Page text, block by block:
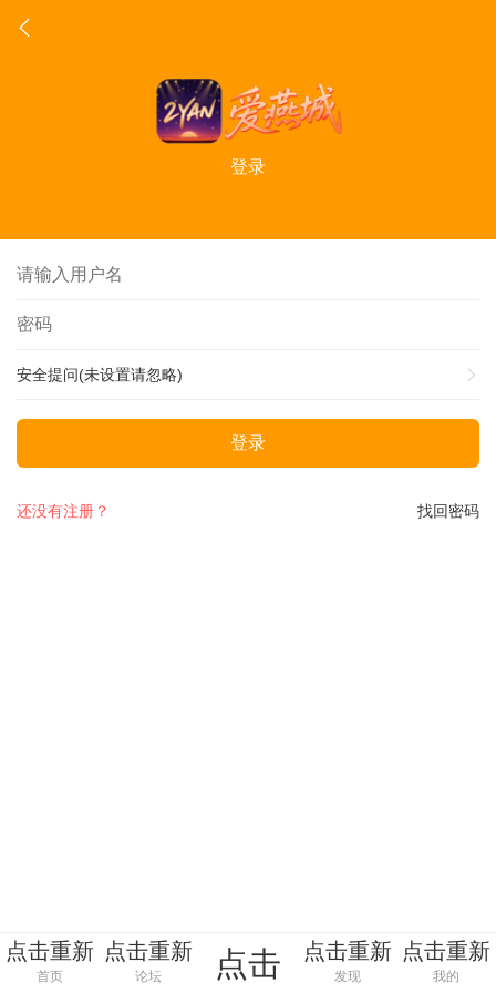
登录
安全提问(未设置请忽略)
登录
找回密码
还没有注册？
点击重新
加载
首页
点击重新
加载
论坛 点击
点击重新
加载
发现
点击重新
加载
我的